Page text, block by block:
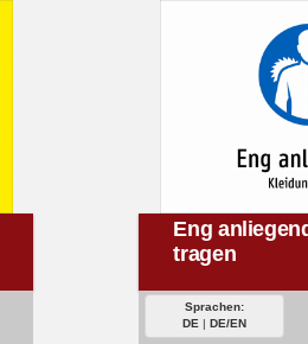
Eng
tragen
Sprachen:
DE
DE/EN